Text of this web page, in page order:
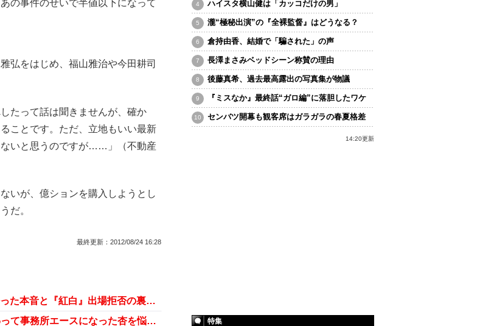
の事件のせいで半値以下になって
弘をはじめ、福山雅治や今田耕司
たって話は聞きませんが、確か
ことです。ただ、立地もいい最新
ないと思うのですが……」（不動産
いが、億ションを購入しようとし
だ。
最終更新： 2012/08/24 16:28
「事務所への不満も!?」安室奈美恵が雑誌に語った本音と『紅白』出場拒否の裏事情
“トークも演技もまるでダメ”な佐々木希に代わって事務所エースになった杏を悩ます、母親の借金問題
ハイスタ横山健は「カッコだけの男」
瀧“極秘出演”の『全裸監督』はどうなる？
倉持由香、結婚で「騙された」の声
長澤まさみベッドシーン称賛の理由
後藤真希、過去最高露出の写真集が物議
『ミスなか』最終話“ガロ編”に落胆したワケ
センバツ開幕も観客席はガラガラの春夏格差
14:20更新
特集